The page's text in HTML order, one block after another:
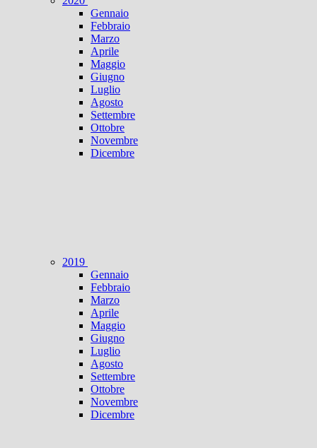
Gennaio
Febbraio
Marzo
Aprile
Maggio
Giugno
Luglio
Agosto
Settembre
Ottobre
Novembre
Dicembre
2019
Gennaio
Febbraio
Marzo
Aprile
Maggio
Giugno
Luglio
Agosto
Settembre
Ottobre
Novembre
Dicembre